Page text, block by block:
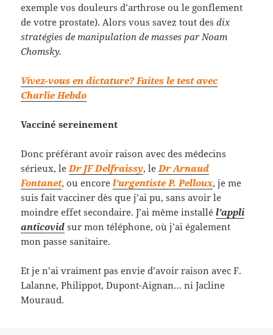
exemple vos douleurs d’arthrose ou le gonflement
de votre prostate). Alors vous savez tout desdix
stratégies de manipulation de masses par Noam
Chomsky.
Vivez-vous en dictature? Faites le test avec
Charlie Hebdo
Vacciné sereinement
Donc préférant avoir raison avec des médecins
sérieux, le Dr JF Delfraissy, le Dr Arnaud
Fontanet, ou encorel’urgentiste P. Pelloux, je me
suis fait vacciner dès que j’ai pu, sans avoir le
moindre effet secondaire. J’ai même installél’appli
anticovid sur mon téléphone, où j’ai également
mon passe sanitaire.
Et je n’ai vraiment pas envie d’avoir raison avec F.
Lalanne, Philippot, Dupont-Aignan… ni Jacline
Mouraud.